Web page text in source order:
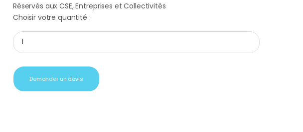
Réservés aux CSE, Entreprises et Collectivités
Choisir votre quantité :
Cadeau entreprise coffret vin Domaine Croix Mulins 2017 chocolats quantity
Demander un devis